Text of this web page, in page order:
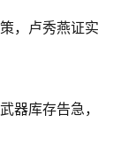
，卢秀燕证实
器库存告急，